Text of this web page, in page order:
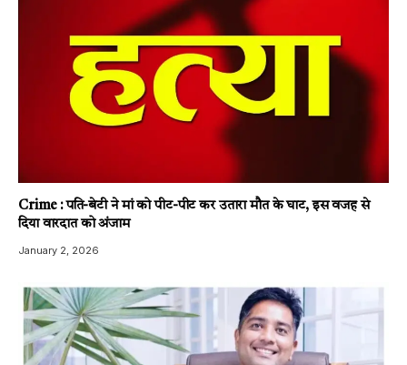
Crime : पति-बेटी ने मां को पीट-पीट कर उतारा मौत के घाट, इस वजह से
दिया वारदात को अंजाम
January 2, 2026